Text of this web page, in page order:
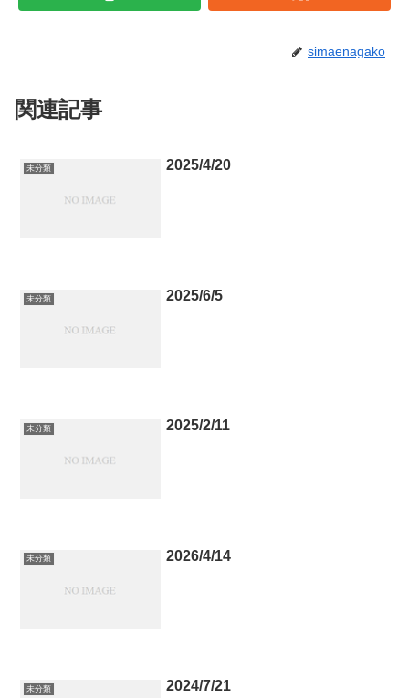
simaenagako
関連記事
未分類 2025/4/20
未分類 2025/6/5
未分類 2025/2/11
未分類 2026/4/14
未分類 2024/7/21